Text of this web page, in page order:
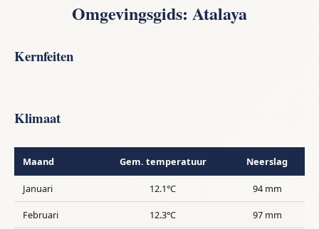
Omgevingsgids: Atalaya
Kernfeiten
Klimaat
Maand Gem. temperatuur Neerslag
Januari 12.1°C 94 mm
Februari 12.3°C 97 mm